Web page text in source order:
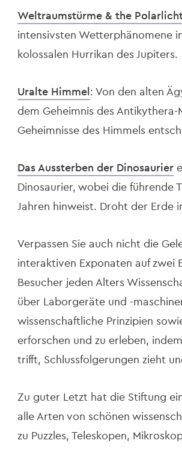
Weltraumstürme & the
intensivsten Wetterphänomene
kolossalen Hurrikan des Jupiters.
Uralte Himmel: Von den alten
dem Geheimnis des
Geheimnisse des Himmels
Das Aussterben der Dinosaurier
Dinosaurier, wobei die führende
Jahren hinweist. Droht der Erde
Verpassen Sie auch nicht die
interaktiven Exponaten auf zwei
Besucher jeden Alters
über Laborgeräte und -
wissenschaftliche Prinzipien
erforschen und zu erleben,
trifft, Schlussfolgerungen zieht
Zu guter Letzt hat die Stiftung
alle Arten von schönen
zu Puzzles, Teleskopen,